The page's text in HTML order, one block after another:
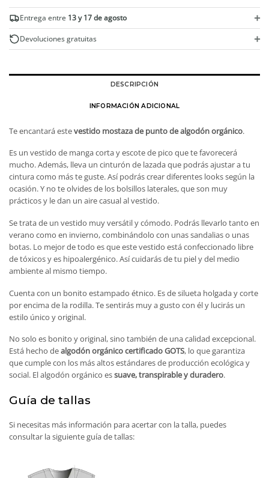
cantidad
Entrega entre 13 y 17 de agosto +
Devoluciones gratuitas +
DESCRIPCIÓN
INFORMACIÓN ADICIONAL
Te encantará estevestido mostaza de punto de algodón orgánico.
Es un vestido de manga corta y escote de pico que te favorecerá
mucho. Además, lleva un cinturón de lazada que podrás ajustar a tu
cintura como más te guste. Así podrás crear diferentes looks según la
ocasión. Y no te olvides de los bolsillos laterales, que son muy
prácticos y le dan un aire casual al vestido.
Se trata de un vestido muy versátil y cómodo. Podrás llevarlo tanto en
verano como en invierno, combinándolo con unas sandalias o unas
botas. Lo mejor de todo es que este vestido está confeccionado libre
de tóxicos y es hipoalergénico. Así cuidarás de tu piel y del medio
ambiente al mismo tiempo.
Cuenta con un bonito estampado étnico. Es de silueta holgada y corte
por encima de la rodilla. Te sentirás muy a gusto con él y lucirás un
estilo único y original.
No solo es bonito y original, sino también de una calidad excepcional.
Está hecho dealgodón orgánico certificado GOTS, lo que garantiza
que cumple con los más altos estándares de producción ecológica y
social. El algodón orgánico essuave, transpirable y duradero.
Guía de tallas
Si necesitas más información para acertar con la talla, puedes
consultar la siguiente guía de tallas: